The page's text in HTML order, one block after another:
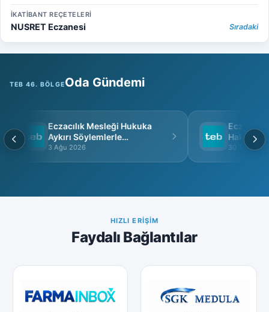
İKATİBANT REÇETELERİ
NUSRET Eczanesi Sıradaki
TEB 46. BÖLGEOda Gündemi
Eczacılık Mesleği Hukuka
Aykırı Söylemlerle
İtibarsızlaştırılamaz
3 Ağu 2026
Eczacı Grup
Hakkında
30 Tem 2026
HIZLI ERIŞIM
Faydalı Bağlantılar